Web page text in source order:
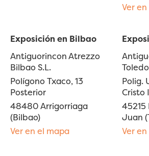
Ver
Exposición en Bilbao
Antiguorincon Atrezzo
Bilbao S.L.
Polígono Txaco, 13
Posterior
48480 Arrigorriaga
(Bilbao)
Ver en el mapa
Polig.
Cristo
45215
Juan
Ver